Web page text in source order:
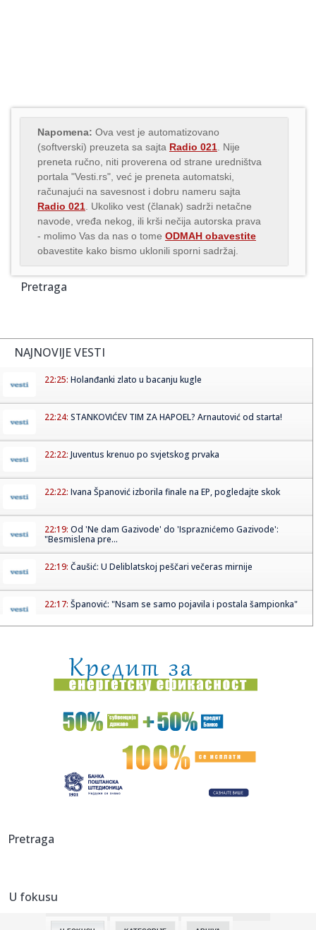
Napomena: Ova vest je automatizovano
(softverski) preuzeta sa sajta Radio 021 . Nije
preneta ručno, niti proverena od strane uredništva
portala "Vesti.rs", već je preneta automatski,
računajući na savesnost i dobru nameru sajta
Radio 021 . Ukoliko vest (članak) sadrži netačne
navode, vređa nekog, ili krši nečija autorska prava
- molimo Vas da nas o tome ODMAH obavestite
obavestite kako bismo uklonili sporni sadržaj.
Pretraga
NAJNOVIJE VESTI
22:25: Holanđanki zlato u bacanju kugle
22:24: STANKOVIĆEV TIM ZA HAPOEL? Arnautović od starta!
22:22: Juventus krenuo po svjetskog prvaka
22:22: Ivana Španović izborila finale na EP, pogledajte skok
22:19: Od 'Ne dam Gazivode' do 'Ispraznićemo Gazivode':
"Besmislena pre...
22:19: Čaušić: U Deliblatskoj peščari večeras mirnije
22:17: Španović: "Nsam se samo pojavila i postala šampionka"
22:14:Vučić iz Kokinog Broda: "Ni na Braču, ni na Hvaru, Atini ili B...
22:12:High End Show, Beč 2026
Vildoza ekspresno napušta Beograd: Košarkaš Partizana
22:08:Devojka napadnuta u zgradi u Novom Sadu, četiri dana
22:05:
Pretraga
U fokusu